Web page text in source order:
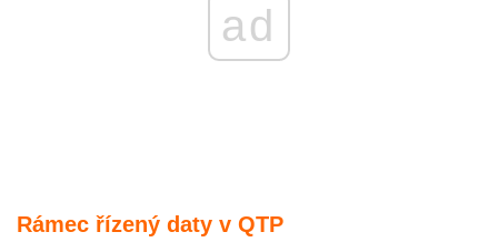
ad
Rámec řízený daty v QTP